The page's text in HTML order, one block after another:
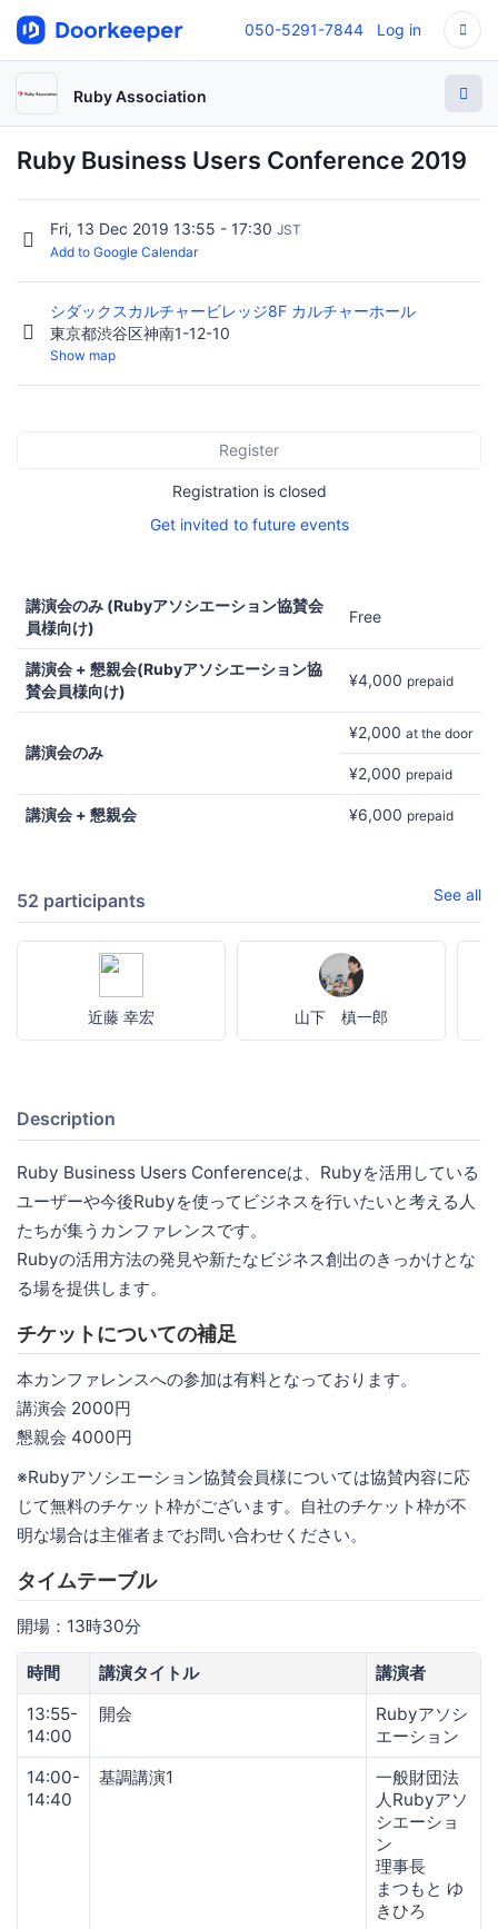
050-5291-7844 Log in
Ruby Association
Ruby Business Users Conference 2019
Fri, 13 Dec 2019 13:55 - 17:30 JST
Add to Google Calendar
シダックスカルチャービレッジ8F カルチャーホール
東京都渋谷区神南1-12-10
Show map
Register
Registration is closed
Get invited to future events
講演会のみ (Rubyアソシエーション協賛会
員様向け)
Free
講演会 + 懇親会(Rubyアソシエーション協
賛会員様向け)
¥4,000 prepaid
講演会のみ
¥2,000 at the door
¥2,000 prepaid
講演会 + 懇親会 ¥6,000 prepaid
52 participants See all
近藤 幸宏 山下 槙一郎
Description
Ruby Business Users Conferenceは、Rubyを活用している
ユーザーや今後Rubyを使ってビジネスを行いたいと考える人
たちが集うカンファレンスです。
Rubyの活用方法の発見や新たなビジネス創出のきっかけとな
る場を提供します。
チケットについての補足
本カンファレンスへの参加は有料となっております。
講演会 2000円
懇親会 4000円
※Rubyアソシエーション協賛会員様については協賛内容に応
じて無料のチケット枠がございます。自社のチケット枠が不
明な場合は主催者までお問い合わせください。
タイムテーブル
開場：13時30分
時間 講演タイトル
講演者
13:55-
14:00
開会
Rubyアソシ
エーション
14:00-
14:40
基調講演1
一般財団法
人Rubyアソ
シエーショ
ン
理事長
まつもと ゆ
きひろ